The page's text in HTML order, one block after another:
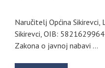
Naručitelj Općina
Sikirevci, OIB:
Zakona o javnoj nabavi …